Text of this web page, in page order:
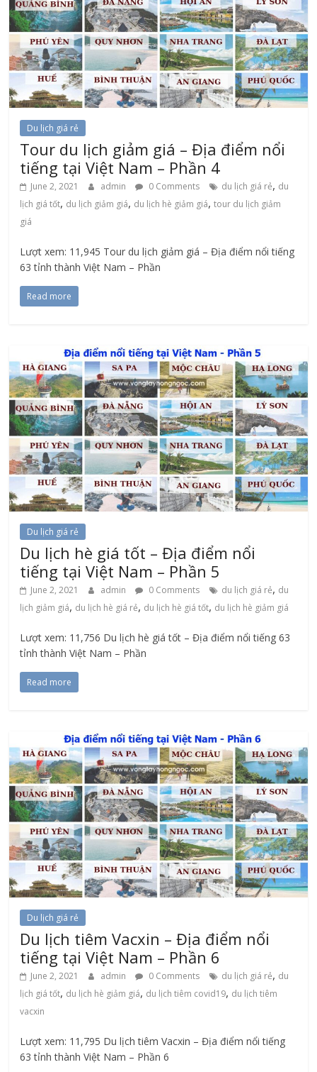
Du lịch giá rẻ
Tour du lịch giảm giá – Địa điểm nổi
tiếng tại Việt Nam – Phần 4
June 2, 2021 admin 0 Comments du lịch giá rẻ, du
lịch giá tốt, du lịch giảm giá, du lịch hè giảm giá,tour du lịch giảm
giá
Lượt xem: 11,945 Tour du lịch giảm giá – Địa điểm nổi tiếng
63 tỉnh thành Việt Nam – Phần
Read more
Du lịch giá rẻ
Du lịch hè giá tốt – Địa điểm nổi
tiếng tại Việt Nam – Phần 5
June 2, 2021 admin 0 Comments du lịch giá rẻ, du
lịch giảm giá, du lịch hè giá rẻ, du lịch hè giá tốt, du lịch hè giảm giá
Lượt xem: 11,756 Du lịch hè giá tốt – Địa điểm nổi tiếng 63
tỉnh thành Việt Nam – Phần
Read more
Du lịch giá rẻ
Du lịch tiêm Vacxin – Địa điểm nổi
tiếng tại Việt Nam – Phần 6
June 2, 2021 admin 0 Comments du lịch giá rẻ, du
lịch giá tốt, du lịch hè giảm giá, du lịch tiêm covid19, du lịch tiêm
vacxin
Lượt xem: 11,795 Du lịch tiêm Vacxin – Địa điểm nổi tiếng
63 tỉnh thành Việt Nam – Phần 6